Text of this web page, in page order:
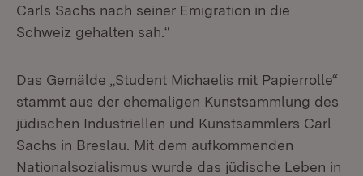
Carls Sachs nach seiner Emigration in die
Schweiz gehalten sah.“
Das Gemälde „Student Michaelis mit Papierrolle“
stammt aus der ehemaligen Kunstsammlung des
jüdischen Industriellen und Kunstsammlers Carl
Sachs in Breslau. Mit dem aufkommenden
Nationalsozialismus wurde das jüdische Leben in